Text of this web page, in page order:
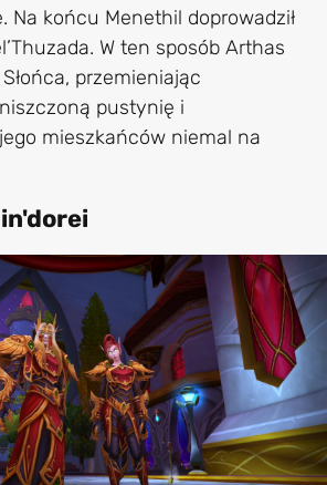
Na końcu Menethil doprowadził
W ten sposób Arthas
przemieniając
pustynię i
mieszkańców niemal na